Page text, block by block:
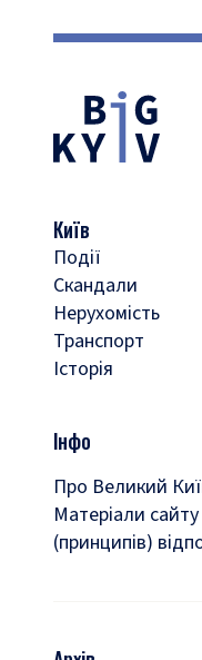
Київ
Події
Скандали
Нерухомість
Транспорт
Історія
Інфо
Про Великий
Матеріали
(принципів)